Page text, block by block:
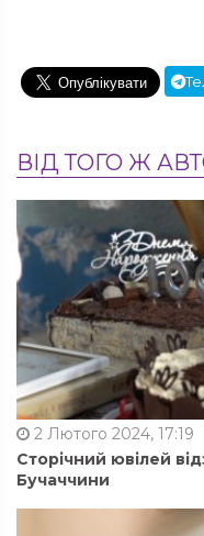
ВІД ТОГО Ж
2 Лютого 2024, 17:19
Сторічний ювілей
Бучаччини